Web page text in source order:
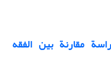
مقارنة بین الفقه